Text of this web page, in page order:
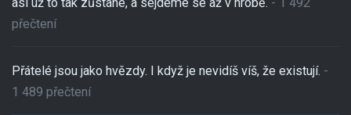
přečtení
Přátelé jsou jako hvězdy. I když je nevidíš víš, že existují. -
1 489 přečtení